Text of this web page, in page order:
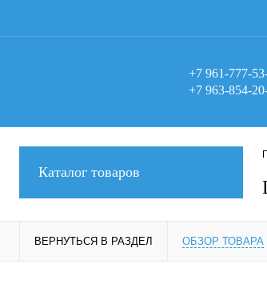
+7 961-777-
+7 963-854-
Каталог товаров
ВЕРНУТЬСЯ В РАЗДЕЛ ОБЗОР ТОВАРА